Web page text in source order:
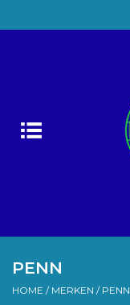
Forelvissen
PENN
HOME / MERKEN / PENN